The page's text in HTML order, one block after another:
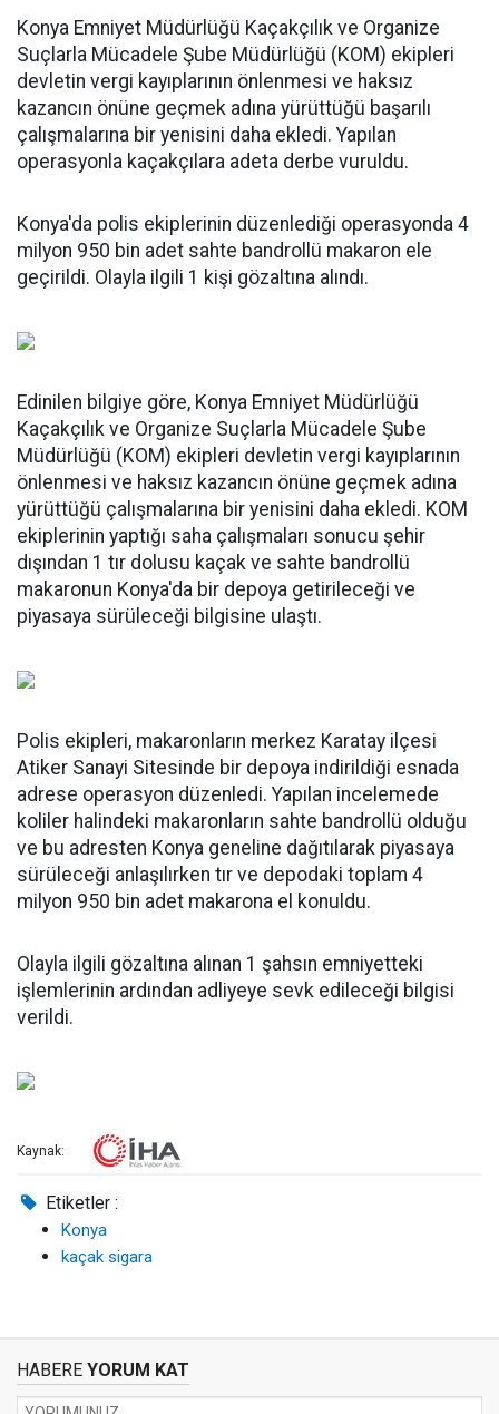
Konya Emniyet Müdürlüğü Kaçakçılık ve Organize
Suçlarla Mücadele Şube Müdürlüğü (KOM) ekipleri
devletin vergi kayıplarının önlenmesi ve haksız
kazancın önüne geçmek adına yürüttüğü başarılı
çalışmalarına bir yenisini daha ekledi. Yapılan
operasyonla kaçakçılara adeta derbe vuruldu.
Konya'da polis ekiplerinin düzenlediği operasyonda 4
milyon 950 bin adet sahte bandrollü makaron ele
geçirildi. Olayla ilgili 1 kişi gözaltına alındı.
Edinilen bilgiye göre, Konya Emniyet Müdürlüğü
Kaçakçılık ve Organize Suçlarla Mücadele Şube
Müdürlüğü (KOM) ekipleri devletin vergi kayıplarının
önlenmesi ve haksız kazancın önüne geçmek adına
yürüttüğü çalışmalarına bir yenisini daha ekledi. KOM
ekiplerinin yaptığı saha çalışmaları sonucu şehir
dışından 1 tır dolusu kaçak ve sahte bandrollü
makaronun Konya'da bir depoya getirileceği ve
piyasaya sürüleceği bilgisine ulaştı.
Polis ekipleri, makaronların merkez Karatay ilçesi
Atiker Sanayi Sitesinde bir depoya indirildiği esnada
adrese operasyon düzenledi. Yapılan incelemede
koliler halindeki makaronların sahte bandrollü olduğu
ve bu adresten Konya geneline dağıtılarak piyasaya
sürüleceği anlaşılırken tır ve depodaki toplam 4
milyon 950 bin adet makarona el konuldu.
Olayla ilgili gözaltına alınan 1 şahsın emniyetteki
işlemlerinin ardından adliyeye sevk edileceği bilgisi
verildi.
Kaynak:
Etiketler :
Konya
kaçak sigara
HABERE YORUM KAT